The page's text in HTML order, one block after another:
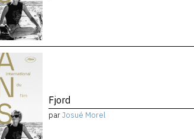
Fjord
parJosué Morel